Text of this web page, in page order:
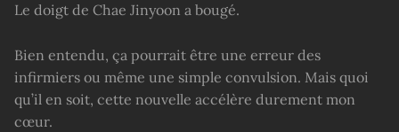
Le doigt de Chae Jinyoon a bougé.
Bien entendu, ça pourrait être une erreur des
infirmiers ou même une simple convulsion. Mais quoi
qu’il en soit, cette nouvelle accélère durement mon
cœur.